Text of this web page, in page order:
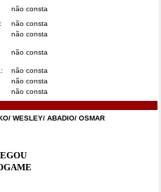
não consta
não consta
não consta
não consta
não consta
não consta
não consta
WESLEY/ ABADIO/ OSMAR